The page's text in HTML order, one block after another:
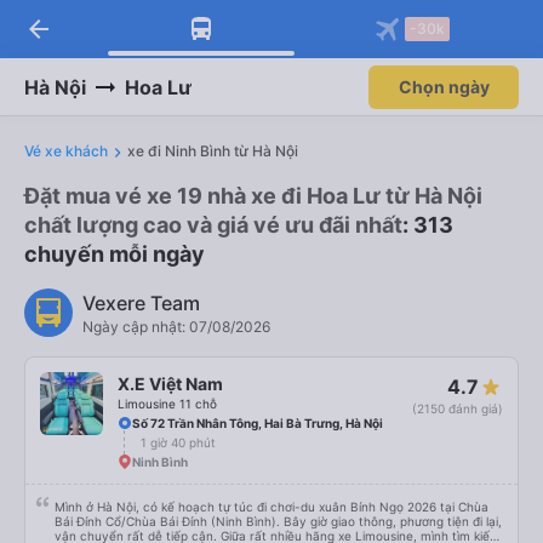
arrow_back -30k
Hà Nội Hoa Lư Chọn ngày
Vé xe khách xe đi Ninh Bình từ Hà Nội
Đặt mua vé xe 19 nhà xe đi Hoa Lư từ Hà Nội
chất lượng cao và giá vé ưu đãi nhất: 313
chuyến mỗi ngày
Vexere Team
Ngày cập nhật: 07/08/2026
X.E Việt Nam
Limousine 11 chỗ
4.7
(2150 đánh giá)
Số 72 Trần Nhân Tông, Hai Bà Trưng, Hà Nội
1 giờ 40 phút
Ninh Bình
Mình ở Hà Nội, có kế hoạch tự túc đi chơi-du xuân Bính Ngọ 2026 tại Chùa
Bái Đính Cổ/Chùa Bái Đính (Ninh Bình). Bây giờ giao thông, phương tiện đi lại,
vận chuyển rất dễ tiếp cận. Giữa rất nhiều hãng xe Limousine, mình tìm kiếm